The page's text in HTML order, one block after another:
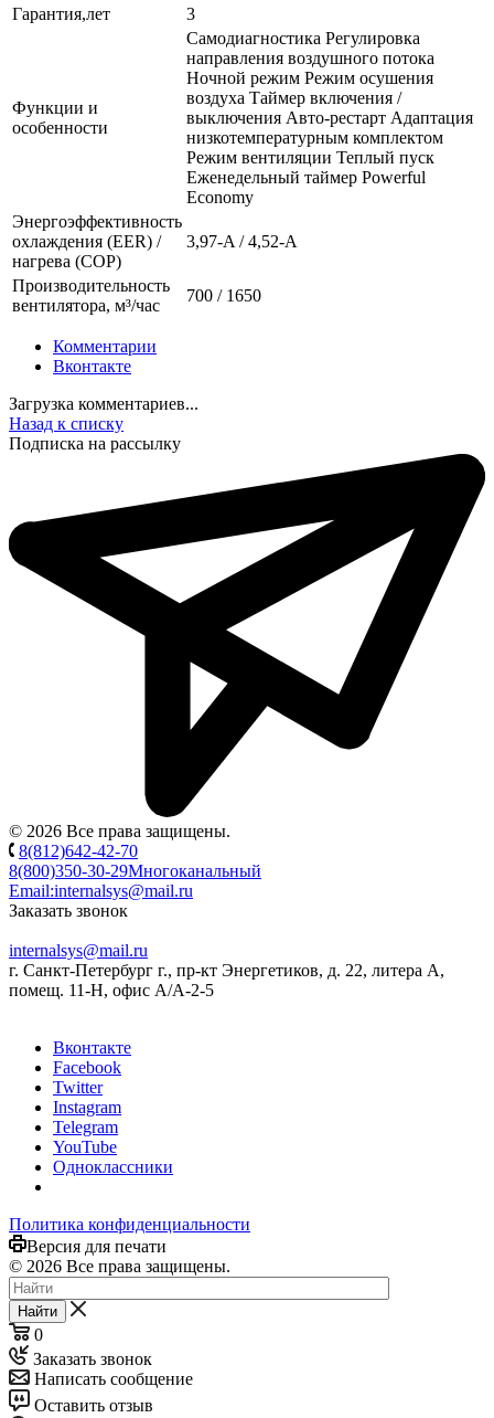
Гарантия,лет
3
Функции и
особенности
Самодиагностика Регулировка
направления воздушного потока
Ночной режим Режим осушения
воздуха Таймер включения /
выключения Авто-рестарт Адаптация
низкотемпературным комплектом
Режим вентиляции Теплый пуск
Еженедельный таймер Powerful
Economy
Энергоэффективность
охлаждения (EER) /
нагрева (COP)
3,97-A / 4,52-A
Производительность
вентилятора, м³/час
700 / 1650
Комментарии
Вконтакте
Загрузка комментариев...
Назад к списку
Подписка на рассылку
© 2026 Все права защищены.
8(812)642-42-70
8(800)350-30-29Многоканальный
Email:internalsys@mail.ru
Заказать звонок
internalsys@mail.ru
г. Санкт-Петербург г., пр-кт Энергетиков, д. 22, литера А,
помещ. 11-Н, офис А/А-2-5
Вконтакте
Facebook
Twitter
Instagram
Telegram
YouTube
Одноклассники
Политика конфиденциальности
Версия для печати
© 2026 Все права защищены.
Найти
0
Заказать звонок
Написать сообщение
Оставить отзыв